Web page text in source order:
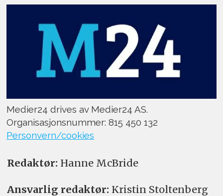
Medier24 drives av Medier24 AS.
Organisasjonsnummer: 815 450 132
Personvern/cookies
Redaktør: Hanne McBride
Ansvarlig redaktør: Kristin Stoltenberg